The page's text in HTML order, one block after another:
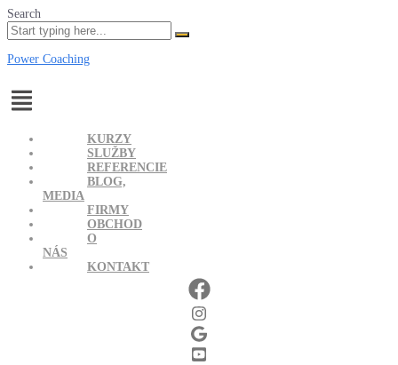
Search
Power Coaching
Menu
KURZY
SLUŽBY
REFERENCIE
BLOG,
MEDIA
FIRMY
OBCHOD
O
NÁS
KONTAKT